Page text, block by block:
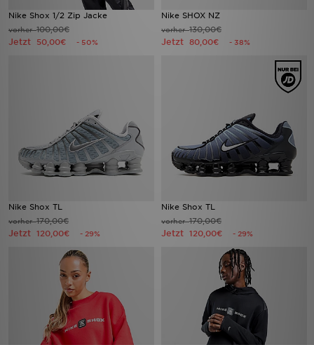
Nike Shox 1/2 Zip Jacke
vorher100,00€
Jetzt 50,00€ - 50%
Nike SHOX NZ
vorher130,00€
Jetzt 80,00€ - 38%
Nike Shox TL
vorher170,00€
Jetzt 120,00€ - 29%
Nike Shox TL
vorher170,00€
Jetzt 120,00€ - 29%